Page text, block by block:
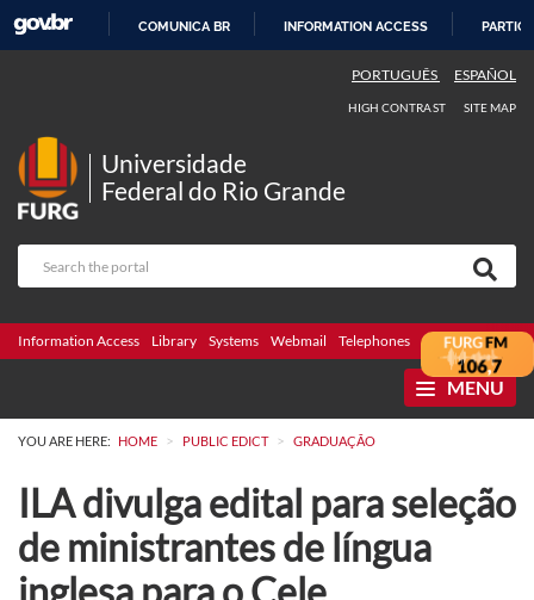
COMUNICA BR INFORMATION ACCESS
PORTUGUÊS ESPAÑOL
HIGH CONTRAST SITE MAP
Universidade
Federal do Rio Grande
Information Access Library Systems Webmail Telephones Bidding
MENU
YOU ARE HERE: HOME > PUBLIC EDICT > GRADUAÇÃO
ILA divulga edital para seleção
de ministrantes de língua
inglesa para o Cele